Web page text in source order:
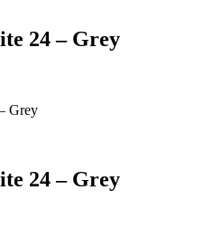
24 – Grey
Grey
24 – Grey